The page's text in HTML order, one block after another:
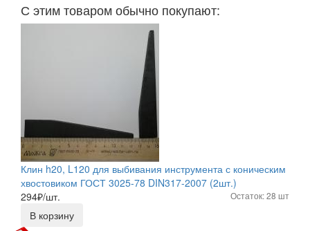
С этим товаром обычно покупают:
Клин h20, L120 для выбивания инструмента с коническим
хвостовиком ГОСТ 3025-78 DIN317-2007 (2шт.)
294₽/шт. Остаток: 28 шт
В корзину